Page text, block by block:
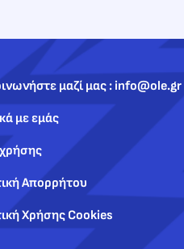
μαζί μας : info@ole.gr
με εμάς
Απορρήτου
Χρήσης Cookies